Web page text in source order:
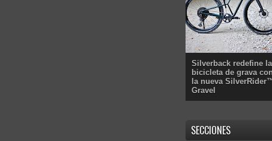
Silverback redefine la
bicicleta de grava
la nueva
Gravel
SECCIONES